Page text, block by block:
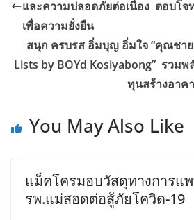
และความปลอดภัยต่อเนื่อง ตอบโจ
เพื่อความยั่งยืน
สนุก ครบรส อิ่มบุญ อิ่มใจ “คุณชาย
Lists by BOYd Kosiyabong” รวม
ทุนสร้างอาค
You May Also Like
แม็คโครมอบวัสดุทางการแ
รพ.แม่สอดต่อสู้ภัยโควิด-19